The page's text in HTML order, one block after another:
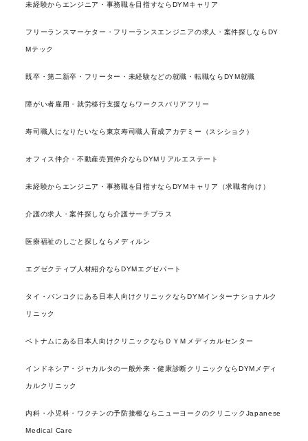
未経験からエンジニア・事務職を目指すならDYMキャリア
フリーランスマーケター・フリーランスエンジニアの求人・案件探しならDY
Mテック
既卒・第二新卒・フリーター・未経験などの就職・転職ならDYM就職
障がい者雇用・就労移行支援ならワークスバリアフリー
寿司職人になりたいなら東京寿司職人育成アカデミー（スシショク）
オフィス仲介・不動産売買仲介ならDYMリアルエステート
未経験からエンジニア・事務職を目指すならDYMキャリア（求職者向け）
介護の求人・案件探しなら介護サーチプラス
医療福祉のしごと探しならメディルン
エグゼクティブ人材紹介ならDYMエグゼパート
タイ・バンコクにある日本人向けクリニックならDYMインターナショナルク
リニック
ベトナムにある日本人向けクリニックならＤＹＭメディカルセンター
インドネシア・ジャカルタの一般外来・健康診断クリニックならDYMメディ
カルクリニック
内科・小児科・ワクチンの予防接種ならニューヨークのクリニックJapanese
Medical Care